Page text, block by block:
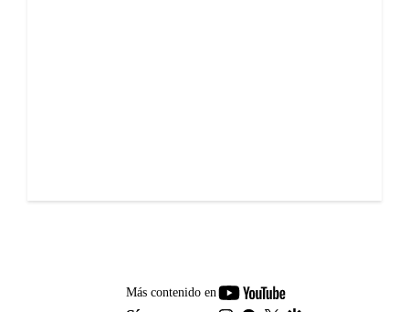
Más contenido en
youtube-